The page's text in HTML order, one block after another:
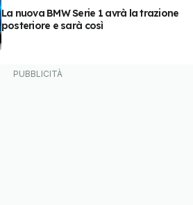
La nuova BMW Serie 1 avrà la trazione
posteriore e sarà così